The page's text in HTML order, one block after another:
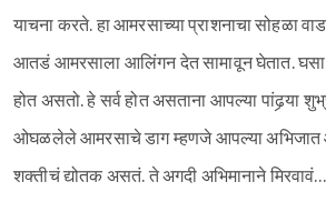
याचना करते. हा आमरसाच्या प्राशनाचा सोहळा
आतडं आमरसाला आलिंगन देत सामावून घेतात.
होत असतो. हे सर्व होत असताना आपल्या पांढर्‍या
ओघळलेले आमरसाचे डाग म्हणजे आपल्या
शक्तीचं द्योतक असतं. ते अगदी अभिमानाने मिरवावं…